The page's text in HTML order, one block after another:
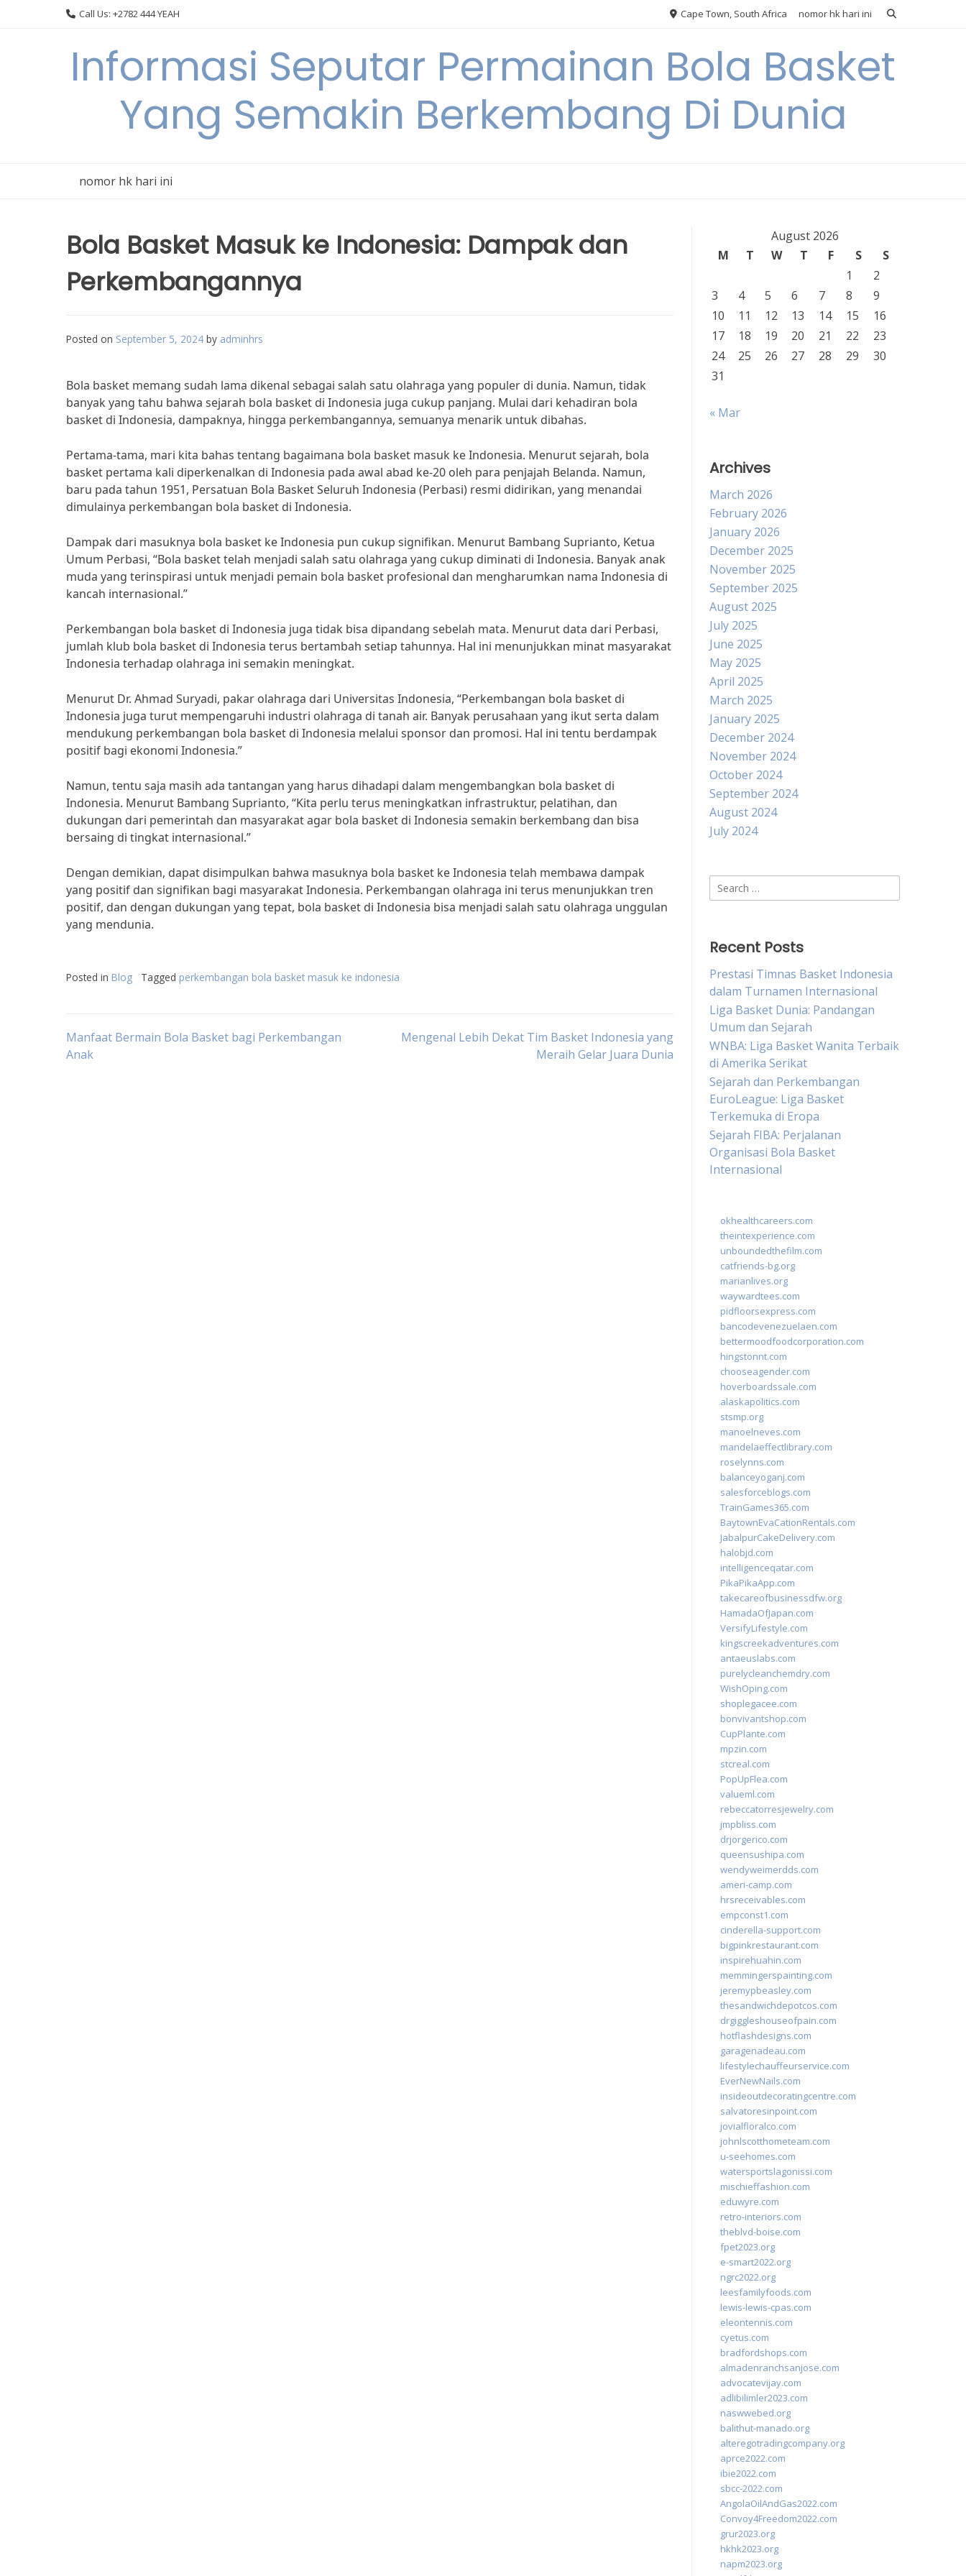
Call Us: +2782 444 YEAH Cape Town, South Africa nomor hk hari ini
Informasi Seputar Permainan Bola Basket
Yang Semakin Berkembang Di Dunia
nomor hk hari ini
Bola Basket Masuk ke Indonesia: Dampak dan
Perkembangannya
Posted on September 5, 2024 by adminhrs
Bola basket memang sudah lama dikenal sebagai salah satu olahraga yang populer di dunia. Namun, tidak
banyak yang tahu bahwa sejarah bola basket di Indonesia juga cukup panjang. Mulai dari kehadiran bola
basket di Indonesia, dampaknya, hingga perkembangannya, semuanya menarik untuk dibahas.
Pertama-tama, mari kita bahas tentang bagaimana bola basket masuk ke Indonesia. Menurut sejarah, bola
basket pertama kali diperkenalkan di Indonesia pada awal abad ke-20 oleh para penjajah Belanda. Namun,
baru pada tahun 1951, Persatuan Bola Basket Seluruh Indonesia (Perbasi) resmi didirikan, yang menandai
dimulainya perkembangan bola basket di Indonesia.
Dampak dari masuknya bola basket ke Indonesia pun cukup signifikan. Menurut Bambang Suprianto, Ketua
Umum Perbasi, “Bola basket telah menjadi salah satu olahraga yang cukup diminati di Indonesia. Banyak anak
muda yang terinspirasi untuk menjadi pemain bola basket profesional dan mengharumkan nama Indonesia di
kancah internasional.”
Perkembangan bola basket di Indonesia juga tidak bisa dipandang sebelah mata. Menurut data dari Perbasi,
jumlah klub bola basket di Indonesia terus bertambah setiap tahunnya. Hal ini menunjukkan minat masyarakat
Indonesia terhadap olahraga ini semakin meningkat.
Menurut Dr. Ahmad Suryadi, pakar olahraga dari Universitas Indonesia, “Perkembangan bola basket di
Indonesia juga turut mempengaruhi industri olahraga di tanah air. Banyak perusahaan yang ikut serta dalam
mendukung perkembangan bola basket di Indonesia melalui sponsor dan promosi. Hal ini tentu berdampak
positif bagi ekonomi Indonesia.”
Namun, tentu saja masih ada tantangan yang harus dihadapi dalam mengembangkan bola basket di
Indonesia. Menurut Bambang Suprianto, “Kita perlu terus meningkatkan infrastruktur, pelatihan, dan
dukungan dari pemerintah dan masyarakat agar bola basket di Indonesia semakin berkembang dan bisa
bersaing di tingkat internasional.”
Dengan demikian, dapat disimpulkan bahwa masuknya bola basket ke Indonesia telah membawa dampak
yang positif dan signifikan bagi masyarakat Indonesia. Perkembangan olahraga ini terus menunjukkan tren
positif, dan dengan dukungan yang tepat, bola basket di Indonesia bisa menjadi salah satu olahraga unggulan
yang mendunia.
Posted in Blog Tagged perkembangan bola basket masuk ke indonesia
Post
Manfaat Bermain Bola Basket bagi Perkembangan
Anak
Mengenal Lebih Dekat Tim Basket Indonesia yang
Meraih Gelar Juara Dunia
August 2026
M
T W T F S
S
1
2
3
4 5 6 7 8
9
10
11 12 13 14 15
16
17
18 19 20 21 22
23
24
25 26 27 28 29
30
31
« Mar
Archives
March 2026
February 2026
January 2026
December 2025
November 2025
September 2025
August 2025
July 2025
June 2025
May 2025
April 2025
March 2025
January 2025
December 2024
November 2024
October 2024
September 2024
August 2024
July 2024
Search
for:
Recent Posts
Prestasi Timnas Basket Indonesia
dalam Turnamen Internasional
Liga Basket Dunia: Pandangan
Umum dan Sejarah
WNBA: Liga Basket Wanita Terbaik
di Amerika Serikat
Sejarah dan Perkembangan
EuroLeague: Liga Basket
Terkemuka di Eropa
Sejarah FIBA: Perjalanan
Organisasi Bola Basket
Internasional
okhealthcareers.com
theintexperience.com
unboundedthefilm.com
catfriends-bg.org
marianlives.org
waywardtees.com
pidfloorsexpress.com
bancodevenezuelaen.com
bettermoodfoodcorporation.com
hingstonnt.com
chooseagender.com
hoverboardssale.com
alaskapolitics.com
stsmp.org
manoelneves.com
mandelaeffectlibrary.com
roselynns.com
balanceyoganj.com
salesforceblogs.com
TrainGames365.com
BaytownEvaCationRentals.com
JabalpurCakeDelivery.com
halobjd.com
intelligenceqatar.com
PikaPikaApp.com
takecareofbusinessdfw.org
HamadaOfJapan.com
VersifyLifestyle.com
kingscreekadventures.com
antaeuslabs.com
purelycleanchemdry.com
WishOping.com
shoplegacee.com
bonvivantshop.com
CupPlante.com
mpzin.com
stcreal.com
PopUpFlea.com
valueml.com
rebeccatorresjewelry.com
jmpbliss.com
drjorgerico.com
queensushipa.com
wendyweimerdds.com
ameri-camp.com
hrsreceivables.com
empconst1.com
cinderella-support.com
bigpinkrestaurant.com
inspirehuahin.com
memmingerspainting.com
jeremypbeasley.com
thesandwichdepotcos.com
drgiggleshouseofpain.com
hotflashdesigns.com
garagenadeau.com
lifestylechauffeurservice.com
EverNewNails.com
insideoutdecoratingcentre.com
salvatoresinpoint.com
jovialfloralco.com
johnlscotthometeam.com
u-seehomes.com
watersportslagonissi.com
mischieffashion.com
eduwyre.com
retro-interiors.com
theblvd-boise.com
fpet2023.org
e-smart2022.org
ngrc2022.org
leesfamilyfoods.com
lewis-lewis-cpas.com
eleontennis.com
cyetus.com
bradfordshops.com
almadenranchsanjose.com
advocatevijay.com
adlibilimler2023.com
naswwebed.org
balithut-manado.org
alteregotradingcompany.org
aprce2022.com
ibie2022.com
sbcc-2022.com
AngolaOilAndGas2022.com
Convoy4Freedom2022.com
grur2023.org
hkhk2023.org
napm2023.org